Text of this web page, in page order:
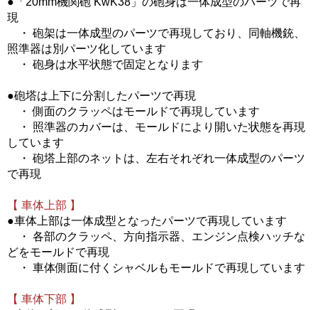
現
・ 砲架は一体成型のパーツで再現しており、同軸機銃、
照準器は別パーツ化しています
・ 砲身は水平状態で固定となります
●砲塔は上下に分割したパーツで再現
・ 側面のクラッペはモールドで再現しています
・ 照準器のカバーは、モールドにより開いた状態を再現
しています
・ 砲塔上部のネットは、左右それぞれ一体成型のパーツ
で再現
【 車体上部 】
●車体上部は一体成型となったパーツで再現しています
・ 各部のクラッペ、方向指示器、エンジン点検ハッチな
どをモールドで再現
・ 車体側面に付くシャベルもモールドで再現しています
【 車体下部 】